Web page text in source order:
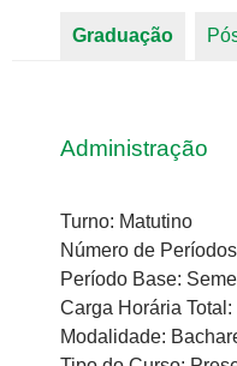
Graduação (aba
Administração
Turno: Matutino
Número de
Período Base:
Carga Horária
Modalidade: